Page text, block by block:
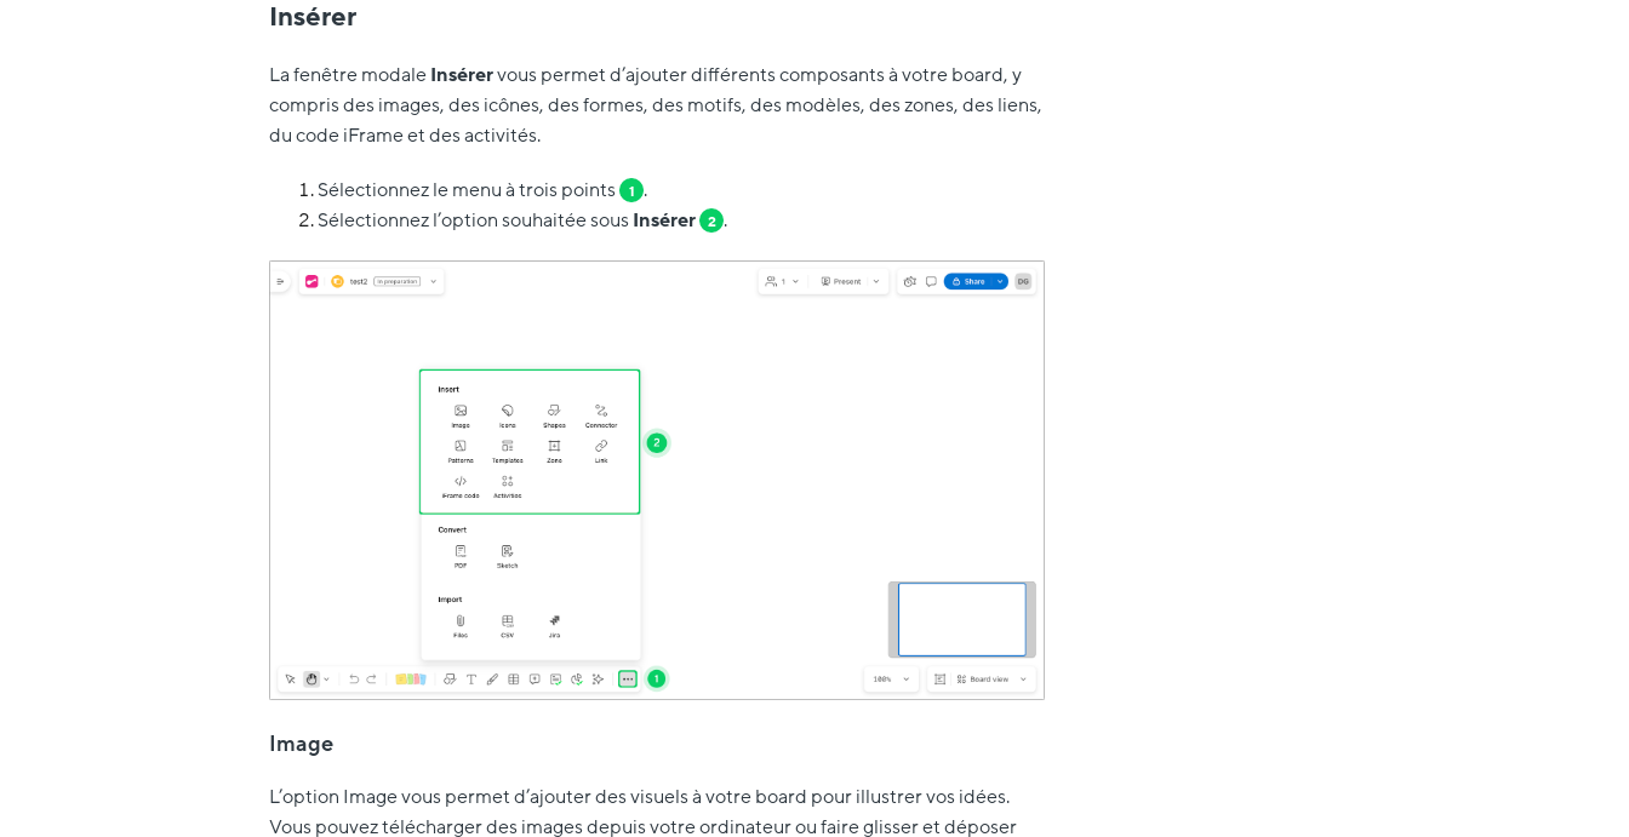
Insérer
La fenêtre modaleInsérervous permet d’ajouter différents composants à votre board, y
compris des images, des icônes, des formes, des motifs, des modèles, des zones, des liens,
du code iFrame et des activités.
Sélectionnez le menu à trois points 1 .
Sélectionnez l’option souhaitée sousInsérer 2 .
Image
L’option Image vous permet d’ajouter des visuels à votre board pour illustrer vos idées.
Vous pouvez télécharger des images depuis votre ordinateur ou faire glisser et déposer